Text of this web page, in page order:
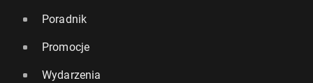
Poradnik
Promocje
Wydarzenia